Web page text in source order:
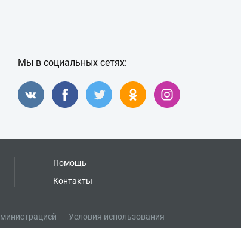
Мы в социальных сетях:
Помощь
Контакты
Условия использования